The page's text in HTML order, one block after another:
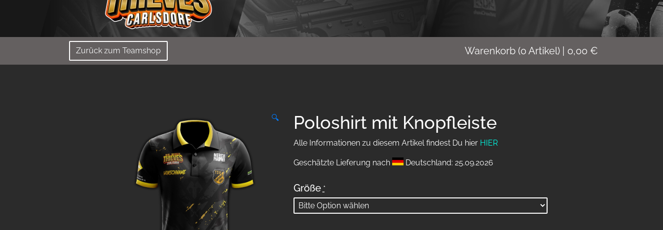
Zurück zum Teamshop Warenkorb (0 Artikel) 0,00 €
🔍 Poloshirt mit Knopfleiste
Alle Informationen zu diesem Artikel findest Du hier HIER
Geschätzte Lieferung nach Deutschland: 25.09.2026
Größe *